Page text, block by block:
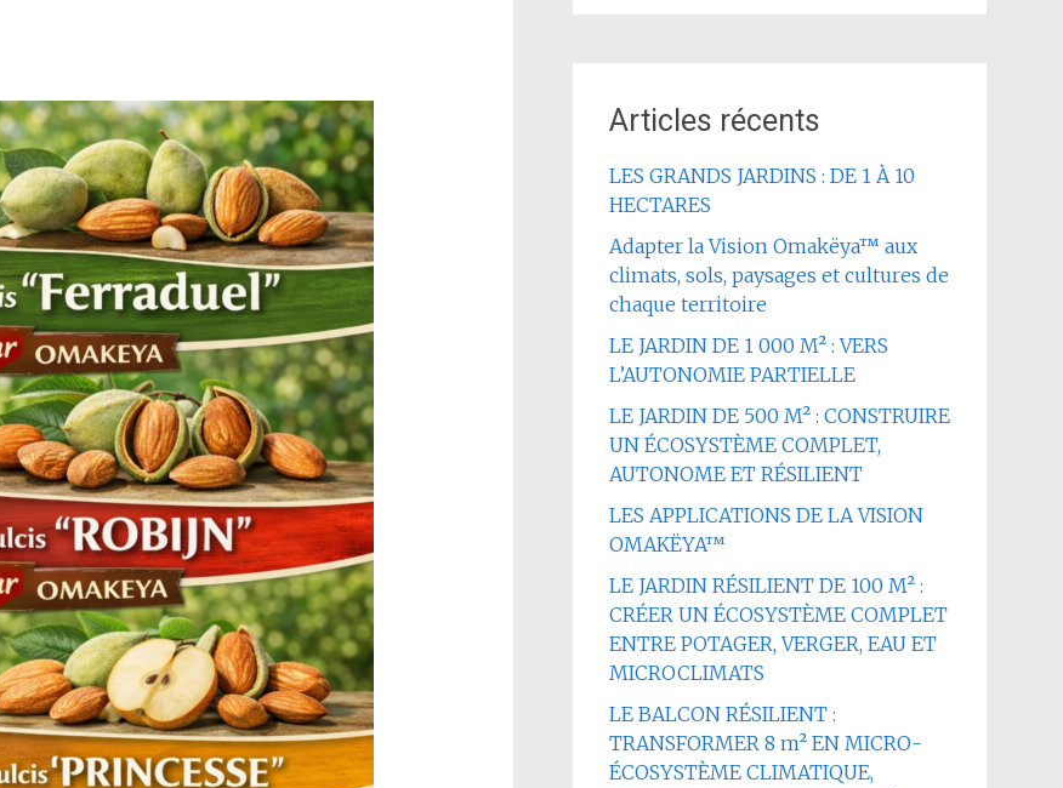
Articles récents
LES GRANDS JARDINS : DE 1 À 10
HECTARES
Adapter la Vision Omakëya™ aux
climats, sols, paysages et cultures de
chaque territoire
LE JARDIN DE 1 000 M² : VERS
L’AUTONOMIE PARTIELLE
LE JARDIN DE 500 M² : CONSTRUIRE
UN ÉCOSYSTÈME COMPLET,
AUTONOME ET RÉSILIENT
LES APPLICATIONS DE LA VISION
OMAKËYA™
LE JARDIN RÉSILIENT DE 100 M² :
CRÉER UN ÉCOSYSTÈME COMPLET
ENTRE POTAGER, VERGER, EAU ET
MICROCLIMATS
LE BALCON RÉSILIENT :
TRANSFORMER 8 m² EN MICRO-
ÉCOSYSTÈME CLIMATIQUE,